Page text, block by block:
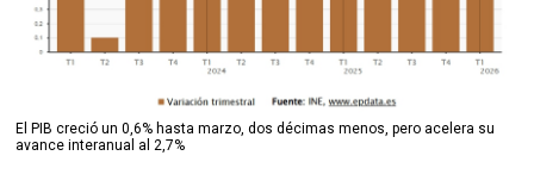
El PIB creció un 0,6% hasta marzo, dos décimas menos, pero acelera su
avance interanual al 2,7%